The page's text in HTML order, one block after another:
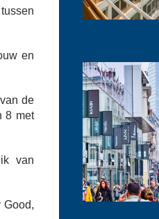
en
de
8 met
van
Good,